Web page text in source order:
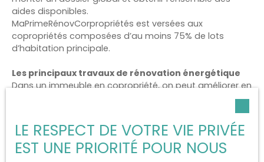
aides disponibles.
MaPrimeRénovCorpropriétés est versées aux
copropriétés composées d’au moins 75% de lots
d’habitation principale.
Les principaux travaux de rénovation énergétique
Dans un immeuble en copropriété, on peut améliorer en
système existant par un dispositif plus performant.
A quels résultats s’attendre ?
LE RESPECT DE VOTRE VIE PRIVÉE
EST UNE PRIORITÉ POUR NOUS